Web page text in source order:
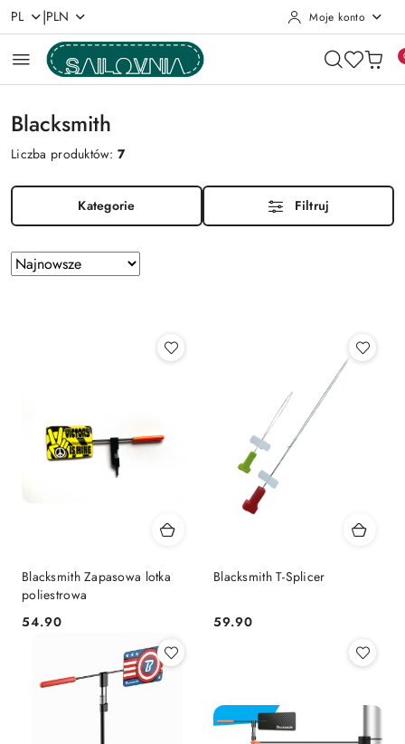
Przejdź do treści głównej
Przejdź do wyszukiwarki
Przejdź do moje konto
Przejdź do menu głównego
Przejdź do stopki
PL |PLN Moje konto
Blacksmith
Liczba produktów:7
Kategorie Filtruj
Zastosowano
sortowanie:
Sortuj
według
Blacksmith Zapasowa lotka
poliestrowa
Cena:
54.90
Blacksmith T-Splicer
Cena:
59.90